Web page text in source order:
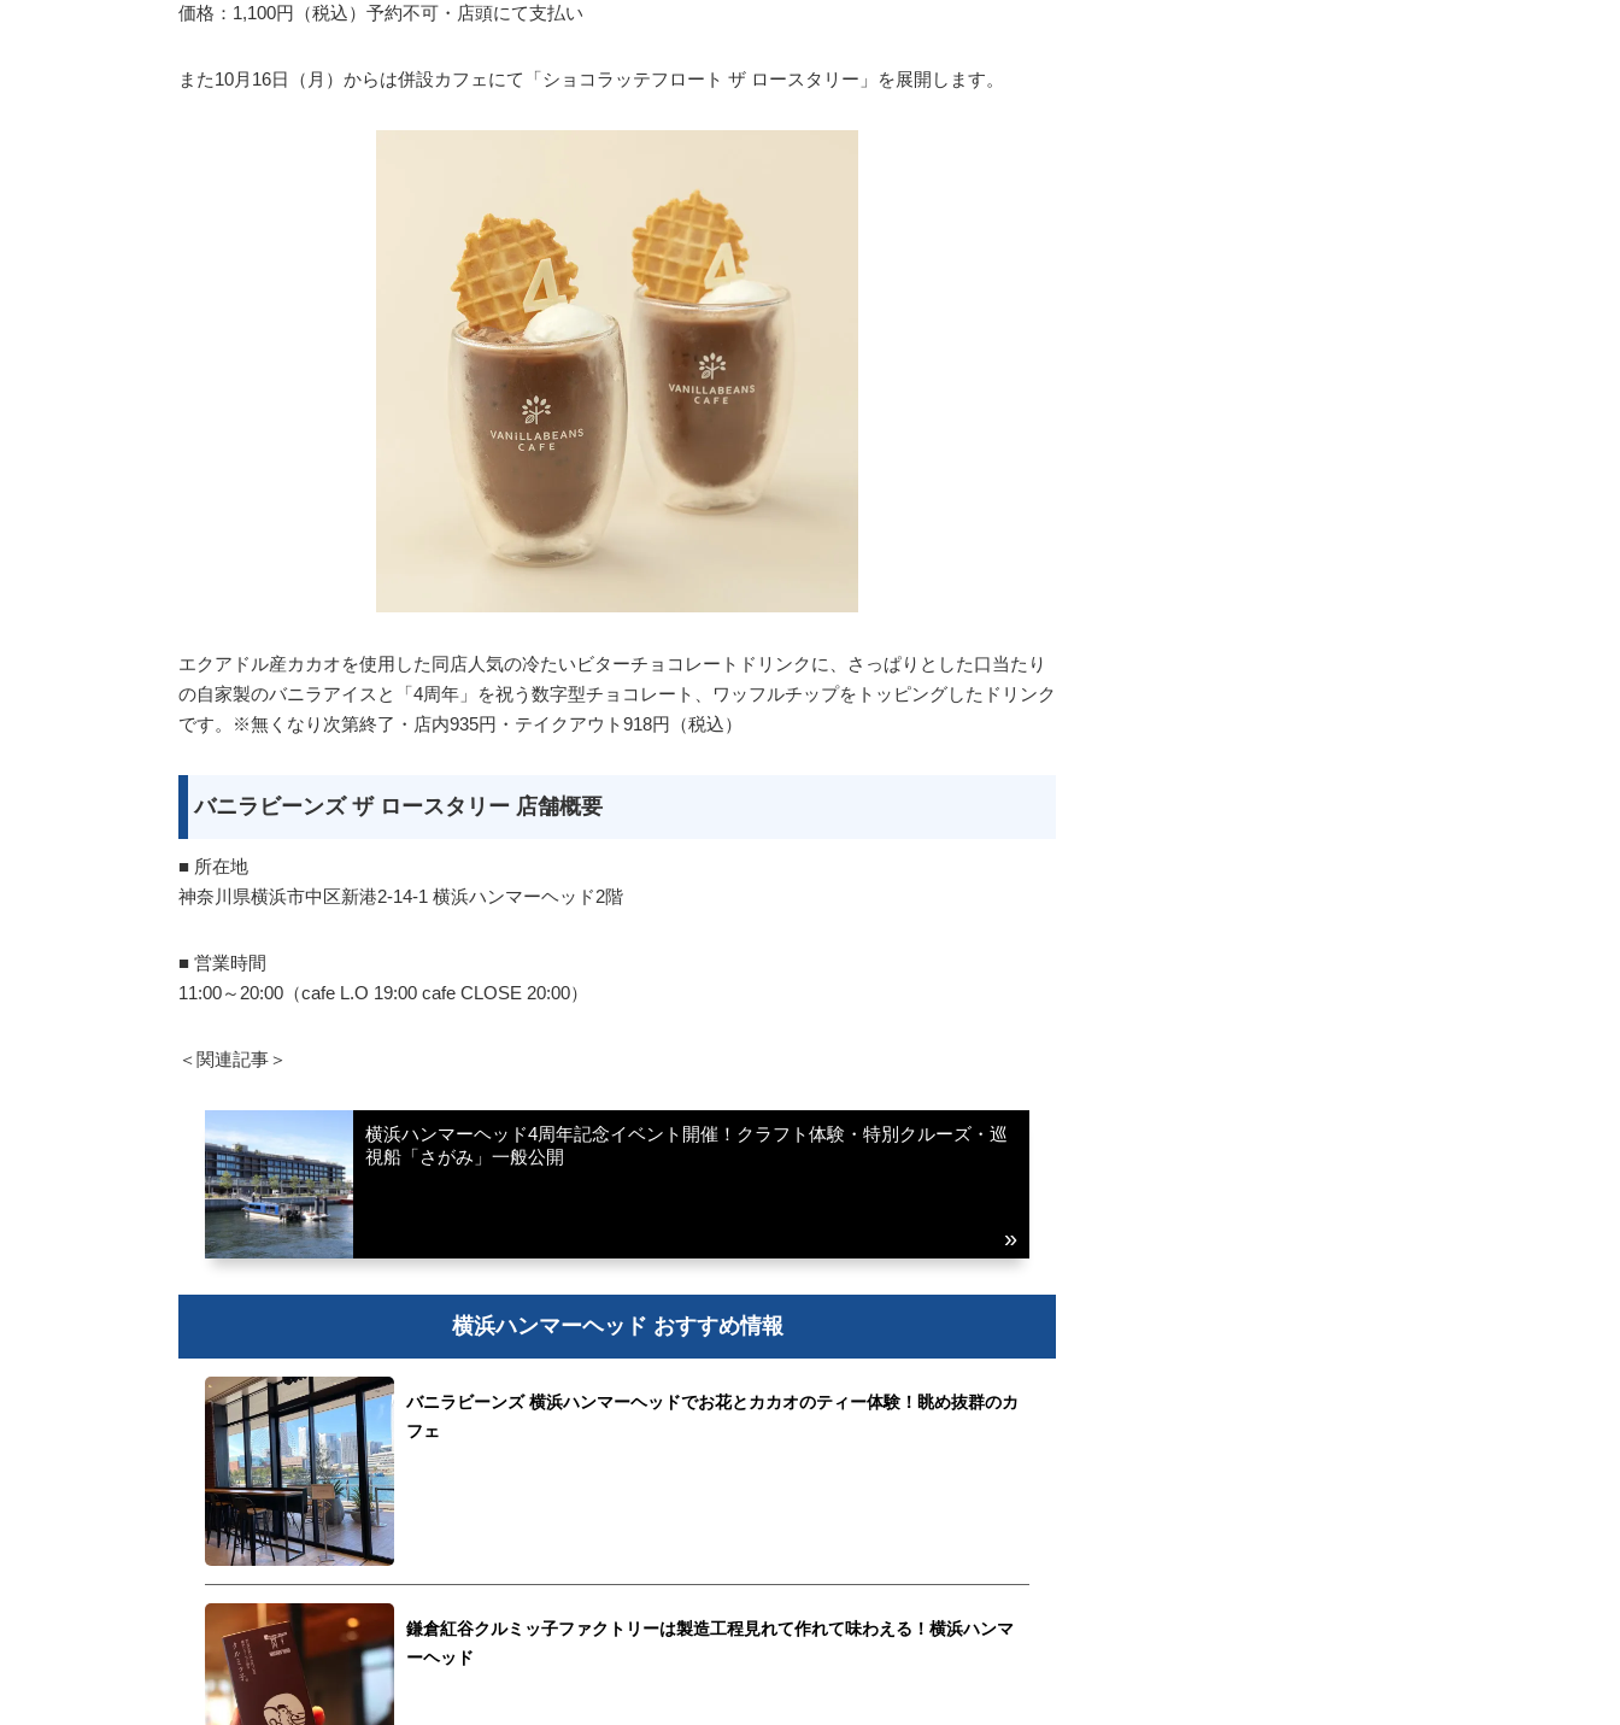
価格：1,100円（税込）予約不可・店頭にて支払い
また10月16日（月）からは併設カフェにて「ショコラッテフロート ザ ロースタリー」を展開します。
エクアドル産カカオを使用した同店人気の冷たいビターチョコレートドリンクに、さっぱりとした口当たり
の自家製のバニラアイスと「4周年」を祝う数字型チョコレート、ワッフルチップをトッピングしたドリンク
です。※無くなり次第終了・店内935円・テイクアウト918円（税込）
バニラビーンズ ザ ロースタリー 店舗概要
■ 所在地
神奈川県横浜市中区新港2-14-1 横浜ハンマーヘッド2階
■ 営業時間
11:00～20:00（cafe L.O 19:00 cafe CLOSE 20:00）
＜関連記事＞
横浜ハンマーヘッド4周年記念イベント開催！クラフト体験・特別クルーズ・巡
視船「さがみ」一般公開
横浜ハンマーヘッド おすすめ情報
バニラビーンズ 横浜ハンマーヘッドでお花とカカオのティー体験！眺め抜群のカ
フェ
鎌倉紅谷クルミッ子ファクトリーは製造工程見れて作れて味わえる！横浜ハンマ
ーヘッド